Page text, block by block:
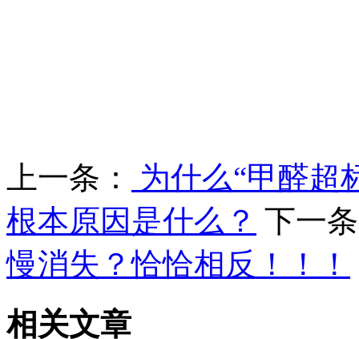
上一条：
为什么“甲醛超
根本原因是什么？ 下一
慢消失？恰恰相反！！！
相关文章